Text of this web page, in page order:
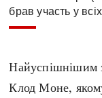
брав участь у
Найуспішнішим
Клод Моне,